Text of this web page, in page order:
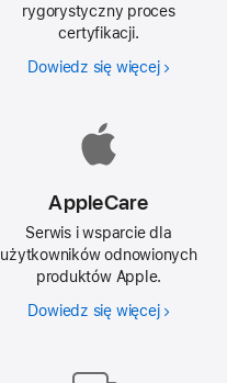
rygorystyczny proces
certyfikacji.
Dowiedz się więcejZalety
AppleCare
Serwis i wsparcie dla
użytkowników odnowionych
produktów Apple.
Dowiedz się więcejAppleCare